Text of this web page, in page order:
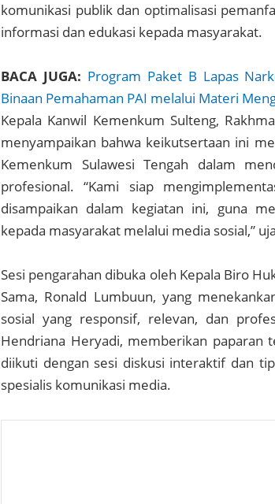
komunikasi publik dan optimalisasi
informasi dan edukasi kepada masyarakat.
BACA JUGA: Program Paket B Lapas
Binaan Pemahaman PAI melalui Materi
Kepala Kanwil Kemenkum Sulteng,
menyampaikan bahwa keikutsertaan ini
Kemenkum Sulawesi Tengah dalam
profesional. “Kami siap
disampaikan dalam kegiatan ini, guna
kepada masyarakat melalui media sosial,”
Sesi pengarahan dibuka oleh Kepala Biro
Sama, Ronald Lumbuun, yang
sosial yang responsif, relevan, dan
Hendriana Heryadi, memberikan paparan
diikuti dengan sesi diskusi interaktif dan
spesialis komunikasi media.